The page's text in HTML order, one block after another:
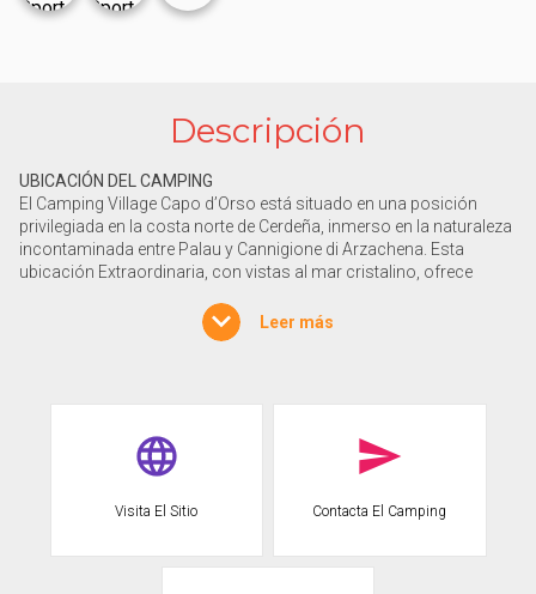
Descripción
UBICACIÓN DEL CAMPING
El Camping Village Capo d’Orso está situado en una posición
privilegiada en la costa norte de Cerdeña, inmerso en la naturaleza
incontaminada entre Palau y Cannigione di Arzachena. Esta
ubicación Extraordinaria, con vistas al mar cristalino, ofrece
delle Saline y la otra que se abre al encantador panorama de la isla
de Caprera. Cerca de allí, los visitantes pueden explorar el
que cruzan los acantilados de granito esculpidos por el viento.
pocos kilómetros, mientras que Cannigione ofrece un ambiente
auténtico y relajado con sus mercados y restaurantes en el paseo
Camping Village Capo d’Orso ofrece una amplia gama de
Leer más
Visita El Sitio Contacta El Camping